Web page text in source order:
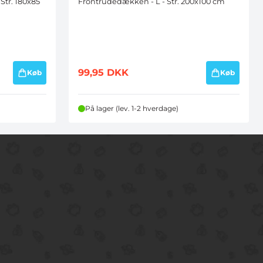
Køb 99,95 DKK Køb
På lager (lev. 1-2 hverdage)